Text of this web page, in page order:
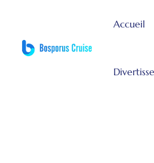
Accueil
Bosphorus